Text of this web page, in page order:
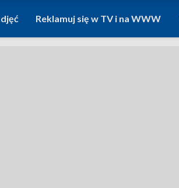
Reklamuj się w TV i na WWW